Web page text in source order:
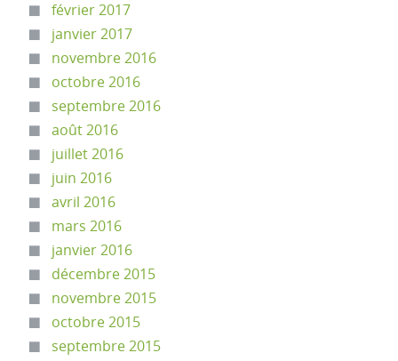
février 2017
janvier 2017
novembre 2016
octobre 2016
septembre 2016
août 2016
juillet 2016
juin 2016
avril 2016
mars 2016
janvier 2016
décembre 2015
novembre 2015
octobre 2015
septembre 2015